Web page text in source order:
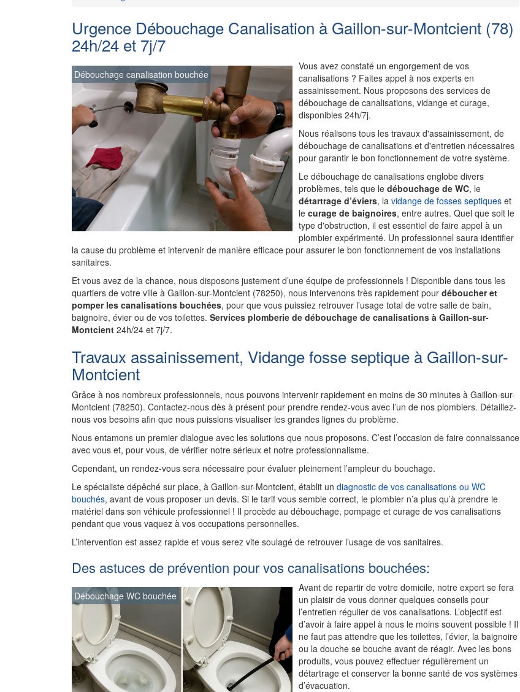
Urgence Débouchage Canalisation à Gaillon-sur-Montcient (78)
24h/24 et 7j/7
Débouchage canalisation bouchée
Vous avez constaté un engorgement de vos
canalisations ? Faites appel à nos experts en
assainissement. Nous proposons des services de
débouchage de canalisations, vidange et curage,
disponibles 24h/7j.
Nous réalisons tous les travaux d'assainissement, de
débouchage de canalisations et d'entretien nécessaires
pour garantir le bon fonctionnement de votre système.
Le débouchage de canalisations englobe divers
problèmes, tels que le débouchage de WC, le
détartrage d’éviers, la vidange de fosses septiques et
le curage de baignoires, entre autres. Quel que soit le
type d'obstruction, il est essentiel de faire appel à un
plombier expérimenté. Un professionnel saura identifier
la cause du problème et intervenir de manière efficace pour assurer le bon fonctionnement de vos installations
sanitaires.
Et vous avez de la chance, nous disposons justement d’une équipe de professionnels ! Disponible dans tous les
quartiers de votre ville à Gaillon-sur-Montcient (78250), nous intervenons très rapidement pour déboucher et
pomper les canalisations bouchées, pour que vous puissiez retrouver l’usage total de votre salle de bain,
baignoire, évier ou de vos toilettes. Services plomberie de débouchage de canalisations à Gaillon-sur-
Montcient 24h/24 et 7j/7.
Travaux assainissement, Vidange fosse septique à Gaillon-sur-
Montcient
Grâce à nos nombreux professionnels, nous pouvons intervenir rapidement en moins de 30 minutes à Gaillon-sur-
Montcient (78250). Contactez-nous dès à présent pour prendre rendez-vous avec l’un de nos plombiers. Détaillez-
nous vos besoins afin que nous puissions visualiser les grandes lignes du problème.
Nous entamons un premier dialogue avec les solutions que nous proposons. C’est l’occasion de faire connaissance
avec vous et, pour vous, de vérifier notre sérieux et notre professionnalisme.
Cependant, un rendez-vous sera nécessaire pour évaluer pleinement l’ampleur du bouchage.
Le spécialiste dépêché sur place, à Gaillon-sur-Montcient, établit un diagnostic de vos canalisations ou WC
bouchés, avant de vous proposer un devis. Si le tarif vous semble correct, le plombier n’a plus qu’à prendre le
matériel dans son véhicule professionnel ! Il procède au débouchage, pompage et curage de vos canalisations
pendant que vous vaquez à vos occupations personnelles.
L’intervention est assez rapide et vous serez vite soulagé de retrouver l’usage de vos sanitaires.
Des astuces de prévention pour vos canalisations bouchées:
Débouchage WC bouchée
Avant de repartir de votre domicile, notre expert se fera
un plaisir de vous donner quelques conseils pour
l’entretien régulier de vos canalisations. L’objectif est
d’avoir à faire appel à nous le moins souvent possible ! Il
ne faut pas attendre que les toilettes, l’évier, la baignoire
ou la douche se bouche avant de réagir. Avec les bons
produits, vous pouvez effectuer régulièrement un
détartrage et conserver la bonne santé de vos systèmes
d’évacuation.